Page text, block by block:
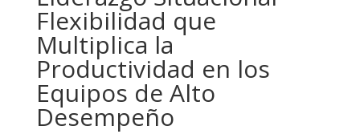
Flexibilidad que
Multiplica la
Productividad en los
Equipos de Alto
Desempeño